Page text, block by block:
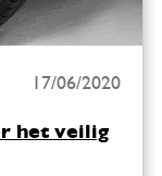
17/06/2020
het veilig